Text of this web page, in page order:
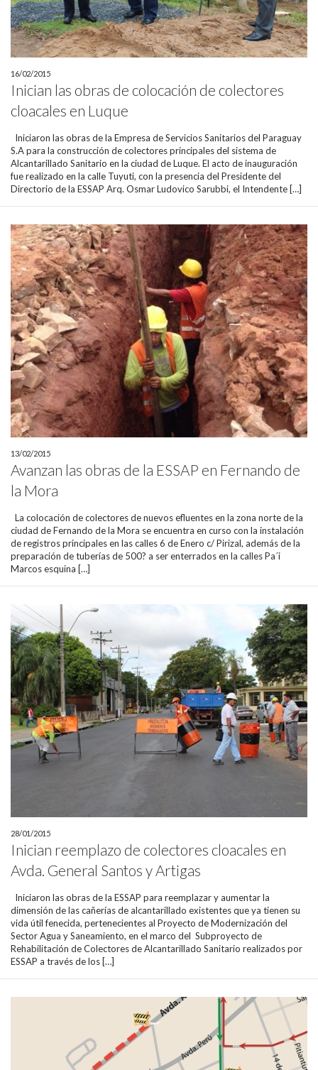
16/02/2015
Inician las obras de colocación de colectores
cloacales en Luque
Iniciaron las obras de la Empresa de Servicios Sanitarios del Paraguay
S.A para la construcción de colectores principales del sistema de
Alcantarillado Sanitario en la ciudad de Luque. El acto de inauguración
fue realizado en la calle Tuyuti, con la presencia del Presidente del
Directorio de la ESSAP Arq. Osmar Ludovico Sarubbi, el Intendente […]
13/02/2015
Avanzan las obras de la ESSAP en Fernando de
la Mora
La colocación de colectores de nuevos efluentes en la zona norte de la
ciudad de Fernando de la Mora se encuentra en curso con la instalación
de registros principales en las calles 6 de Enero c/ Pirizal, además de la
preparación de tuberías de 500? a ser enterrados en la calles Pa´i
Marcos esquina […]
28/01/2015
Inician reemplazo de colectores cloacales en
Avda. General Santos y Artigas
Iniciaron las obras de la ESSAP para reemplazar y aumentar la
dimensión de las cañerías de alcantarillado existentes que ya tienen su
vida útil fenecida, pertenecientes al Proyecto de Modernización del
Sector Agua y Saneamiento, en el marco del Subproyecto de
Rehabilitación de Colectores de Alcantarillado Sanitario realizados por
ESSAP a través de los […]